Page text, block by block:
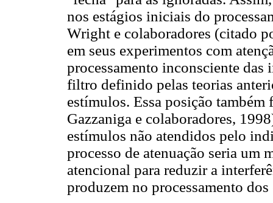
nos estágios iniciais do
Wright e colaboradores (citado
em seus experimentos com
processamento inconsciente das
filtro definido pelas teorias
estímulos. Essa posição
Gazzaniga e colaboradores,
estímulos não atendidos pelo
processo de atenuação seria um
atencional para reduzir a
produzem no processamento